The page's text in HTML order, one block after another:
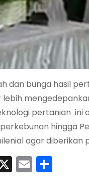
dan bunga hasil
pertanian ini
hingga
agar diberikan
X E
m